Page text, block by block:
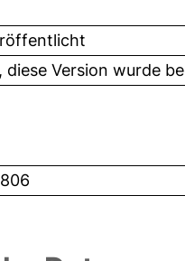
diese Version wurde